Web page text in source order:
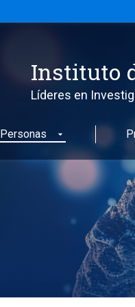
Instituto
Líderes en
Personas